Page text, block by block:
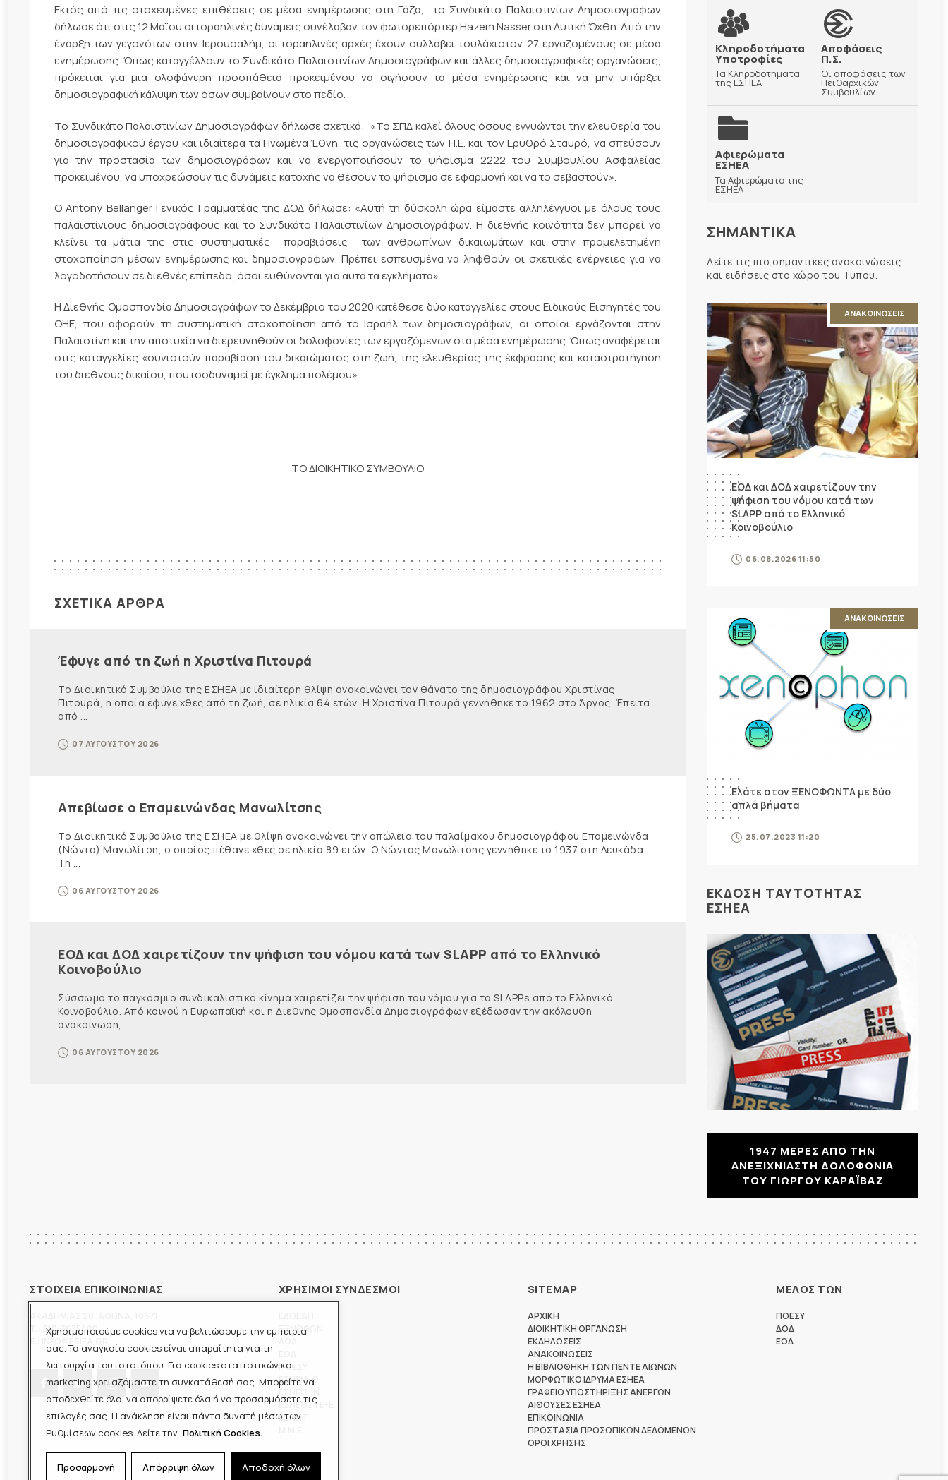
Χρησιμοποιούμε cookies για να βελτιώσουμε την εμπειρία
σας. Τα αναγκαία cookies είναι απαραίτητα για τη
λειτουργία του ιστοτόπου. Για cookies στατιστικών και
marketing χρειαζόμαστε τη συγκατάθεσή σας. Μπορείτε να
αποδεχθείτε όλα, να απορρίψετε όλα ή να προσαρμόσετε τις
επιλογές σας. Η ανάκληση είναι πάντα δυνατή μέσω των
Ρυθμίσεων cookies. Δείτε την Πολιτική Cookies.
Προσαρμογή Απόρριψη όλων Αποδοχή όλων
Εκτός από τις στοχευμένες επιθέσεις σε μέσα ενημέρωσης στη Γάζα, το Συνδικάτο Παλαιστινίων Δημοσιογράφων
δήλωσε ότι στις 12 Μάϊου οι ισραηλινές δυνάμεις συνέλαβαν τον φωτορεπόρτερ Hazem Nasser στη Δυτική Όχθη. Από την
έναρξη των γεγονότων στην Ιερουσαλήμ, οι ισραηλινές αρχές έχουν συλλάβει τουλάχιστον 27 εργαζομένους σε μέσα
ενημέρωσης. Όπως καταγγέλλουν το Συνδικάτο Παλαιστινίων Δημοσιογράφων και άλλες δημοσιογραφικές οργανώσεις,
πρόκειται για μια ολοφάνερη προσπάθεια προκειμένου να σιγήσουν τα μέσα ενημέρωσης και να μην υπάρξει
δημοσιογραφική κάλυψη των όσων συμβαίνουν στο πεδίο.
Το Συνδικάτο Παλαιστινίων Δημοσιογράφων δήλωσε σχετικά: «Το ΣΠΔ καλεί όλους όσους εγγυώνται την ελευθερία του
δημοσιογραφικού έργου και ιδιαίτερα τα Ηνωμένα Έθνη, τις οργανώσεις των Η.Ε. και τον Ερυθρό Σταυρό, να σπεύσουν
για την προστασία των δημοσιογράφων και να ενεργοποιήσουν το ψήφισμα 2222 του Συμβουλίου Ασφαλείας
προκειμένου, να υποχρεώσουν τις δυνάμεις κατοχής να θέσουν το ψήφισμα σε εφαρμογή και να το σεβαστούν».
Ο Antony Bellanger Γενικός Γραμματέας της ΔΟΔ δήλωσε: «Αυτή τη δύσκολη ώρα είμαστε αλληλέγγυοι με όλους τους
παλαιστίνιους δημοσιογράφους και το Συνδικάτο Παλαιστινίων Δημοσιογράφων. Η διεθνής κοινότητα δεν μπορεί να
κλείνει τα μάτια της στις συστηματικές παραβιάσεις των ανθρωπίνων δικαιωμάτων και στην προμελετημένη
στοχοποίηση μέσων ενημέρωσης και δημοσιογράφων. Πρέπει εσπευσμένα να ληφθούν οι σχετικές ενέργειες για να
λογοδοτήσουν σε διεθνές επίπεδο, όσοι ευθύνονται για αυτά τα εγκλήματα».
Η Διεθνής Ομοσπονδία Δημοσιογράφων το Δεκέμβριο του 2020 κατέθεσε δύο καταγγελίες στους Ειδικούς Εισηγητές του
ΟΗΕ, που αφορούν τη συστηματική στοχοποίηση από το Ισραήλ των δημοσιογράφων, οι οποίοι εργάζονται στην
Παλαιστίνη και την αποτυχία να διερευνηθούν οι δολοφονίες των εργαζόμενων στα μέσα ενημέρωσης. Όπως αναφέρεται
στις καταγγελίες «συνιστούν παραβίαση του δικαιώματος στη ζωή, της ελευθερίας της έκφρασης και καταστρατήγηση
του διεθνούς δικαίου, που ισοδυναμεί με έγκλημα πολέμου».
ΤΟ ΔΙΟΙΚΗΤΙΚΟ ΣΥΜΒΟΥΛΙΟ
ΣΧΕΤΙΚΑ ΑΡΘΡΑ
Έφυγε από τη ζωή η Χριστίνα Πιτουρά
Το Διοικητικό Συμβούλιο της ΕΣΗΕΑ με ιδιαίτερη θλίψη ανακοινώνει τον θάνατο της δημοσιογράφου Χριστίνας
Πιτουρά, η οποία έφυγε χθες από τη ζωή, σε ηλικία 64 ετών. Η Χριστίνα Πιτουρά γεννήθηκε το 1962 στο Άργος. Έπειτα
από ...
07 ΑΥΓΟΥΣΤΟΥ 2026
Απεβίωσε ο Επαμεινώνδας Μανωλίτσης
Το Διοικητικό Συμβούλιο της ΕΣΗΕΑ με θλίψη ανακοινώνει την απώλεια του παλαίμαχου δημοσιογράφου Επαμεινώνδα
(Νώντα) Μανωλίτση, ο οποίος πέθανε χθες σε ηλικία 89 ετών. Ο Νώντας Μανωλίτσης γεννήθηκε το 1937 στη Λευκάδα.
Τη ...
06 ΑΥΓΟΥΣΤΟΥ 2026
ΕΟΔ και ΔΟΔ χαιρετίζουν την ψήφιση του νόμου κατά των SLAPP από το Ελληνικό
Κοινοβούλιο
Σύσσωμο το παγκόσμιο συνδικαλιστικό κίνημα χαιρετίζει την ψήφιση του νόμου για τα SLAPPs από το Ελληνικό
Κοινοβούλιο. Από κοινού η Ευρωπαϊκή και η Διεθνής Ομοσπονδία Δημοσιογράφων εξέδωσαν την ακόλουθη
ανακοίνωση, ...
06 ΑΥΓΟΥΣΤΟΥ 2026
Κληροδοτήματα
Υποτροφίες
Τα Κληροδοτήματα
της ΕΣΗΕΑ
Αποφάσεις
Π.Σ.
Οι αποφάσεις των
Πειθαρχικών
Συμβουλίων
Αφιερώματα
ΕΣΗΕΑ
Τα Αφιερώματα της
ΕΣΗΕΑ
ΣΗΜΑΝΤΙΚΑ
Δείτε τις πιο σημαντικές ανακοινώσεις
και ειδήσεις στο χώρο του Τύπου.
ΑΝΑΚΟΙΝΩΣΕΙΣ
ΕΟΔ και ΔΟΔ χαιρετίζουν την
ψήφιση του νόμου κατά των
SLAPP από το Ελληνικό
Κοινοβούλιο
06.08.2026 11:50
ΑΝΑΚΟΙΝΩΣΕΙΣ
Ελάτε στον ΞΕΝΟΦΩΝΤΑ με δύο
απλά βήματα
25.07.2023 11:20
ΕΚΔΟΣΗ ΤΑΥΤΟΤΗΤΑΣ
ΕΣΗΕΑ
1947 ΜΕΡΕΣ ΑΠΟ ΤΗΝ
ΑΝΕΞΙΧΝΙΑΣΤΗ ΔΟΛΟΦΟΝΙΑ
ΤΟΥ ΓΙΩΡΓΟΥ ΚΑΡΑΪΒΑΖ
ΣΤΟΙΧΕΙΑ ΕΠΙΚΟΙΝΩΝΙΑΣ
210-3675400
ΧΡΗΣΙΜΟΙ ΣΥΝΔΕΣΜΟΙ
ΞΕΝΟΦΩΝ
ΠΟΕΣΥ
ΕΣΗΕΜ-Θ
ΕΣΗΕΘΣΤΕ-Ε
ΕΣΠΗΤ
SITEMAP
ΑΡΧΙΚΗ
ΔΙΟΙΚΗΤΙΚΗ ΟΡΓΑΝΩΣΗ
ΕΚΔΗΛΩΣΕΙΣ
ΑΝΑΚΟΙΝΩΣΕΙΣ
Η ΒΙΒΛΙΟΘΗΚΗ ΤΩΝ ΠΕΝΤΕ ΑΙΩΝΩΝ
ΜΟΡΦΩΤΙΚΟ ΙΔΡΥΜΑ ΕΣΗΕΑ
ΓΡΑΦΕΙΟ ΥΠΟΣΤΗΡΙΞΗΣ ΑΝΕΡΓΩΝ
ΑΙΘΟΥΣΕΣ ΕΣΗΕΑ
ΕΠΙΚΟΙΝΩΝΙΑ
ΠΡΟΣΤΑΣΙΑ ΠΡΟΣΩΠΙΚΩΝ ΔΕΔΟΜΕΝΩΝ
ΟΡΟΙ ΧΡΗΣΗΣ
ΜΕΛΟΣ ΤΩΝ
ΠΟΕΣΥ
ΔΟΔ
ΕΟΔ